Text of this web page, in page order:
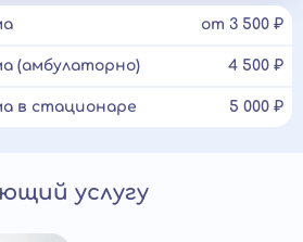
от 3 500 ₽
(амбулаторно) 4 500 ₽
в стационаре 5 000 ₽
услугу